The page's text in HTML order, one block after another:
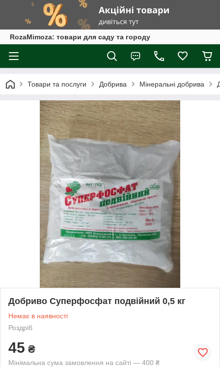
RozaMimoza: товари для саду та городу
Товари та послуги Добрива Мінеральні добрива
Добриво Суперфосфат подвійний 0,5 кг
Немає в наявності
Роздріб
45 ₴
Мінімальна сума замовлення на сайті — 400 ₴